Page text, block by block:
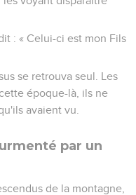
: « Celui-ci est mon Fils
se retrouva seul. Les
époque-là, ils ne
avaient vu.
par un
de la montagne,